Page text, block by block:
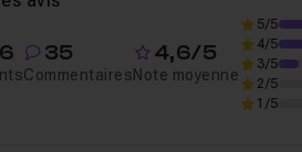
Aperçu du motif 01m43
35
Commentaires
4,6/5
Note moyenne
5/5
4/5
3/5
2/5
1/5